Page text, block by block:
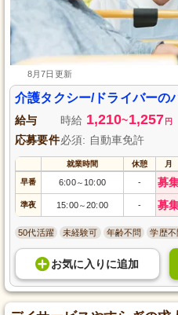
8月7日更新
介護タクシー/ドライバーの
給与 時給 1,210~1,257 円
応募要件必須: 自動車免許
就業時間 休憩 月
早番 6:00～ 10:00 - 募
準夜 15:00～20:00 - 募
50代活躍 未経験可 年齢不問 学歴不
お気に入り に追加